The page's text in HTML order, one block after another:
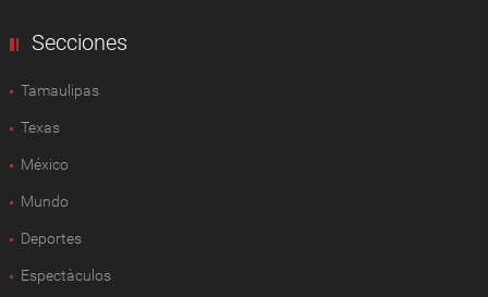
Secciones
Tamaulipas
Texas
México
Mundo
Deportes
Espectàculos